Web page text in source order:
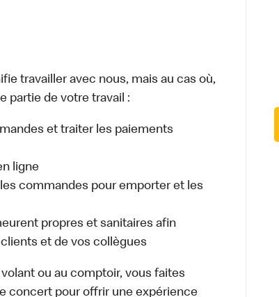
travailler avec nous, mais au cas où,
partie de votre travail :
et traiter les paiements
ligne
commandes pour emporter et les
propres et sanitaires afin
et de vos collègues
ou au comptoir, vous faites
concert pour offrir une expérience